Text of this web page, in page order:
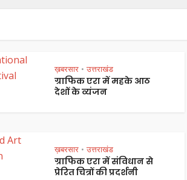
ख़बरसार • उत्तराखंड
ग्राफिक एरा में महके आठ
देशों के व्यंजन
ख़बरसार • उत्तराखंड
ग्राफिक एरा में संविधान से
प्रेरित चित्रों की प्रदर्शनी